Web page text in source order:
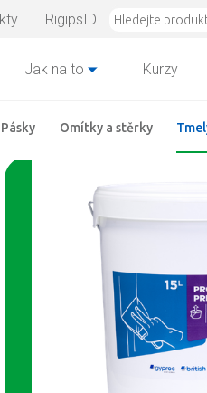
RigipsID
Jak na to Kurzy
Pásky Omítky a stěrky